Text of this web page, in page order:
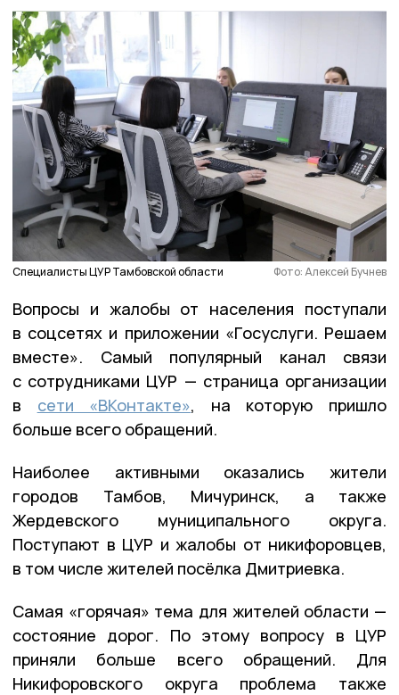
Специалисты ЦУР Тамбовской области Фото: Алексей Бучнев
Вопросы и жалобы от населения поступали
в соцсетях и приложении «Госуслуги. Решаем
вместе». Самый популярный канал связи
с сотрудниками ЦУР — страница организации
в сети «ВКонтакте», на которую пришло
больше всего обращений.
Наиболее активными оказались жители
городов Тамбов, Мичуринск, а также
Жердевского муниципального округа.
Поступают в ЦУР и жалобы от никифоровцев,
в том числе жителей посёлка Дмитриевка.
Самая «горячая» тема для жителей области —
состояние дорог. По этому вопросу в ЦУР
приняли больше всего обращений. Для
Никифоровского округа проблема также